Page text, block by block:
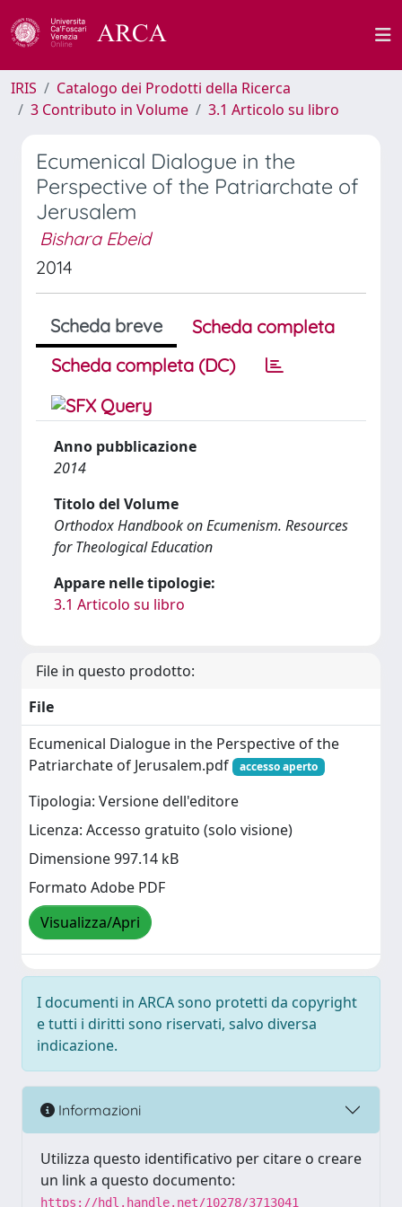
IRIS
Catalogo dei Prodotti della Ricerca
3 Contributo in Volume
3.1 Articolo su libro
Ecumenical Dialogue in the
Perspective of the Patriarchate of
Jerusalem
Bishara Ebeid
2014
Scheda breve
Scheda completa
Scheda completa (DC)
Anno pubblicazione
2014
Titolo del Volume
Orthodox Handbook on Ecumenism. Resources
for Theological Education
Appare nelle tipologie:
3.1 Articolo su libro
File in questo prodotto:
File
Ecumenical Dialogue in the Perspective of the
Patriarchate of Jerusalem.pdf
accesso aperto
Tipologia: Versione dell'editore
Licenza: Accesso gratuito (solo visione)
Dimensione 997.14 kB
Formato Adobe PDF
Visualizza/Apri
I documenti in ARCA sono protetti da copyright
e tutti i diritti sono riservati, salvo diversa
indicazione.
Informazioni
Utilizza questo identificativo per citare o creare
un link a questo documento:
https://hdl.handle.net/10278/3713041